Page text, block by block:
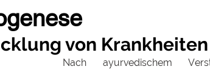
von Krankheiten
Nach ayurvedischem